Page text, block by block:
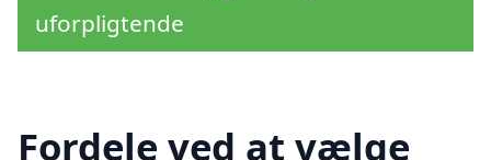
uforpligtende
Fordele ved at vælge